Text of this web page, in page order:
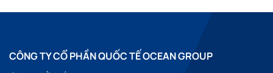
CÔNG TY CỔ PHẦN QUỐC TẾ OCEAN GROUP